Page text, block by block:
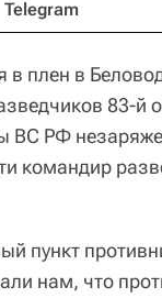
Telegram
в плен в
83-й
ВС РФ
командир
пункт
нам, что